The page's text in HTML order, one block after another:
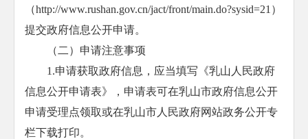
（http://www.rushan.gov.cn/jact/front/main.do?sysid=21）
提交政府信息公开申请。
（二）申请注意事项
1.申请获取政府信息，应当填写《乳山人民政府
信息公开申请表》，申请表可在乳山市政府信息公开
申请受理点领取或在乳山市人民政府网站政务公开专
栏下载打印。